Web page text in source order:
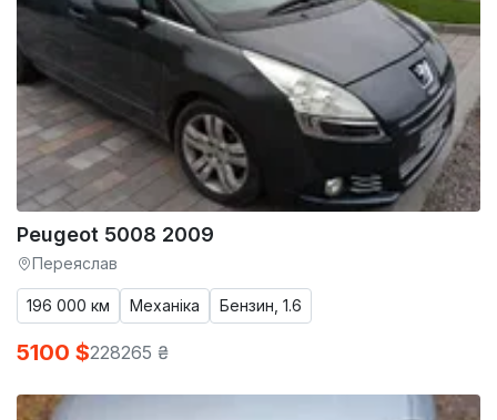
Peugeot 5008 2009
Переяслав
196 000 км Механіка Бензин, 1.6
5100 $228265 ₴